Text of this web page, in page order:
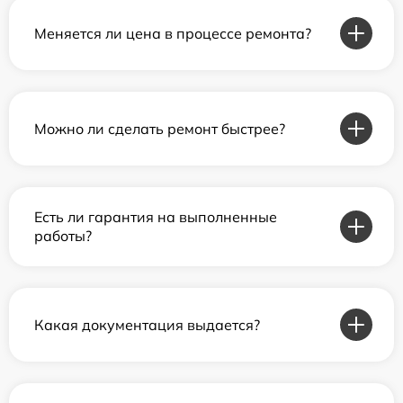
Меняется ли цена в процессе ремонта?
Можно ли сделать ремонт быстрее?
Есть ли гарантия на выполненные
работы?
Какая документация выдается?